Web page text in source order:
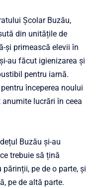
Școlar Buzău,
din unitățile de
și primească elevii în
au făcut igienizarea și
pentru iarnă.
începerea noului
lucrări în ceea
Buzău și-au
trebuie să țină
pe de o parte, și
pe de altă parte.